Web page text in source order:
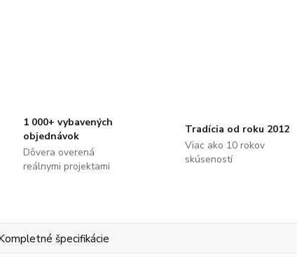
1 000+ vybavených
objednávok
Dôvera overená
reálnymi projektami
Tradícia od roku 2012
Viac ako 10 rokov
skúseností
špecifikácie